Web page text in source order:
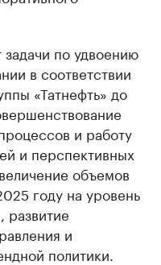
задачи по удвоению
в соответствии
«Татнефть» до
и работу
и перспективных
объемов
году на уровень
развитие
и
политики.